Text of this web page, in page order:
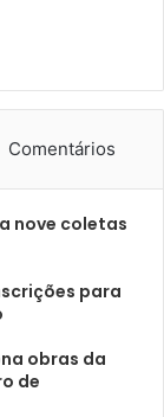
Comentários
nove coletas
para
obras da
de